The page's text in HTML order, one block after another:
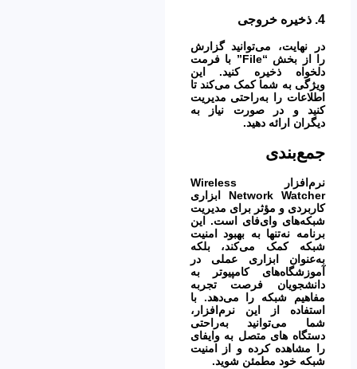
4. ذخیره خروجی
در نهایت، می‌توانید گزارش
را از بخش “File” با فرمت
دلخواه ذخیره کنید. این
ویژگی به شما کمک می‌کند تا
اطلاعات را به‌راحتی مدیریت
کنید و در صورت نیاز به
دیگران ارائه دهید.
جمع‌بندی
نرم‌افزارWireless
Network Watcher ابزاری
کاربردی و مؤثر برای مدیریت
شبکه‌های وای‌فای است. این
برنامه نه‌تنها به بهبود
امنیت
شبکه کمک می‌کند، بلکه
به‌عنوان ابزاری عملی در
آموزشگاه‌های کامپیوتر به
دانشجویان فرصت تجربه
مفاهیم شبکه را می‌دهد. با
استفاده از این نرم‌افزار،
شما می‌توانید به‌راحتی
دستگاه های متصل به وایفای
را مشاهده کرده و از امنیت
شبکه خود مطمئن شوید.